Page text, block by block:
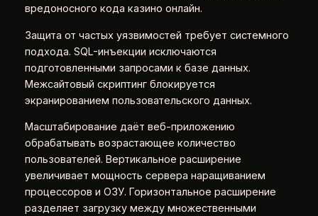
вредоносного кода казино онлайн.
Защита от частых уязвимостей требует системного
подхода. SQL-инъекции исключаются
подготовленными запросами к базе данных.
Межсайтовый скриптинг блокируется
экранированием пользовательского данных.
Масштабирование даёт веб-приложению
обрабатывать возрастающее количество
пользователей. Вертикальное расширение
увеличивает мощность сервера наращиванием
процессоров и ОЗУ. Горизонтальное расширение
разделяет загрузку между множественными